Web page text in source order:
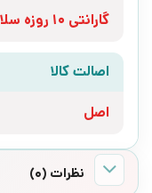
گارانتی 10 روزه سلامت فیزیکی کتاب
اصالت کالا
اصل
نظرات (0)